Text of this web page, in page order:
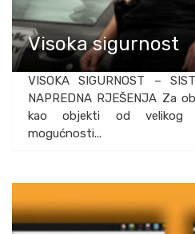
Visoka sigurnost
VISOKA SIGURNOST –
NAPREDNA RJEŠENJA Za
kao objekti od velikog
mogućnosti...